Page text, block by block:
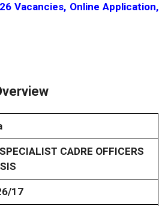
Vacancies, Online Application,
CADRE OFFICERS
17